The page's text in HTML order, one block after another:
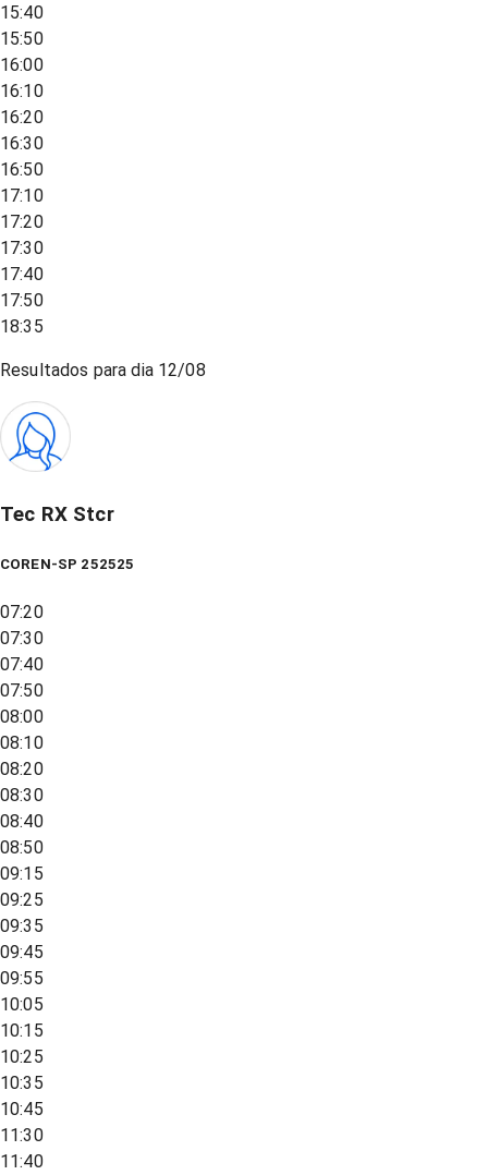
15:40
15:50
16:00
16:10
16:20
16:30
16:50
17:10
17:20
17:30
17:40
17:50
18:35
Resultados para dia 12/08
Tec RX Stcr
COREN-SP 252525
07:20
07:30
07:40
07:50
08:00
08:10
08:20
08:30
08:40
08:50
09:15
09:25
09:35
09:45
09:55
10:05
10:15
10:25
10:35
10:45
11:30
11:40